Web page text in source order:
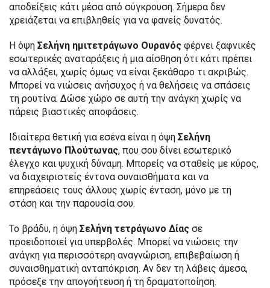
αποδείξεις κάτι μέσα από σύγκρουση. Σήμερα δεν
χρειάζεται να επιβληθείς για να φανείς δυνατός.
Η όψη Σελήνη ημιτετράγωνο Ουρανός φέρνει ξαφνικές
εσωτερικές αναταράξεις ή μια αίσθηση ότι κάτι πρέπει
να αλλάξει, χωρίς όμως να είναι ξεκάθαρο τι ακριβώς.
Μπορεί να νιώσεις ανήσυχος ή να θελήσεις να σπάσεις
τη ρουτίνα. Δώσε χώρο σε αυτή την ανάγκη χωρίς να
πάρεις βιαστικές αποφάσεις.
Ιδιαίτερα θετική για εσένα είναι η όψη Σελήνη
πεντάγωνο Πλούτωνας, που σου δίνει εσωτερικό
έλεγχο και ψυχική δύναμη. Μπορείς να σταθείς με κύρος,
να διαχειριστείς έντονα συναισθήματα και να
επηρεάσεις τους άλλους χωρίς ένταση, μόνο με τη
στάση και την παρουσία σου.
Το βράδυ, η όψη Σελήνη τετράγωνο Δίας σε
προειδοποιεί για υπερβολές. Μπορεί να νιώσεις την
ανάγκη για περισσότερη αναγνώριση, επιβεβαίωση ή
συναισθηματική ανταπόκριση. Αν δεν τη λάβεις άμεσα,
πρόσεξε την απογοήτευση ή τη δραματοποίηση.